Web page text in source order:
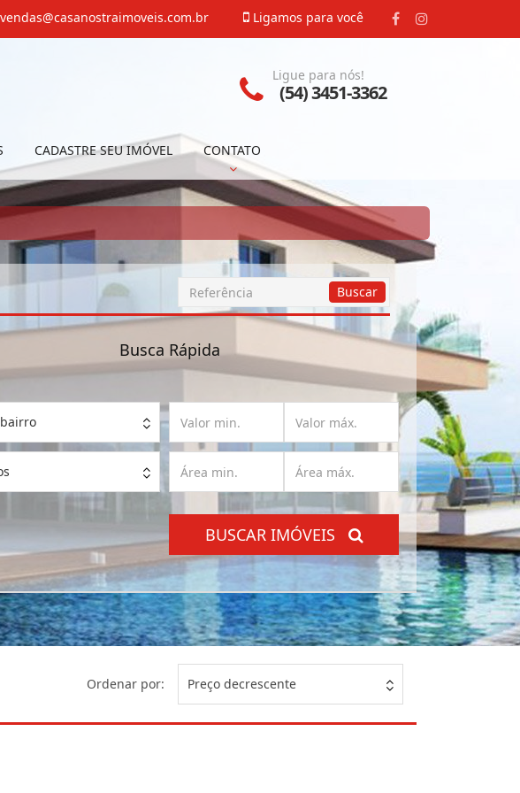
Ligamos para você
vendas@casanostraimoveis.com.br
CADASTRE SEU IMÓVEL CONTATO
Ligue para nós!
(54) 3451-3362
Busca
por
Referência
Buscar
Busca Rápida
BUSCAR IMÓVEIS
Ordenar por: Preço decrescente